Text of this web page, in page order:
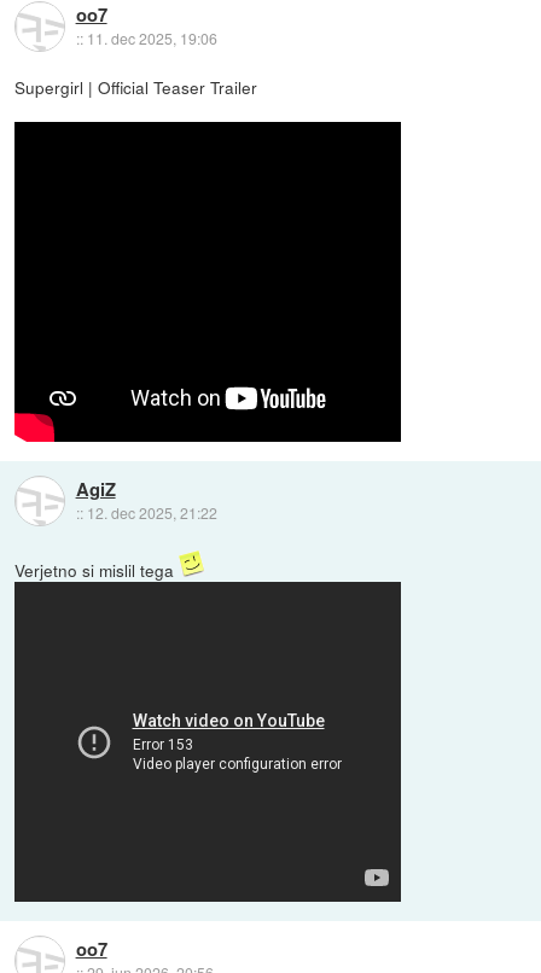
oo7
:: 11. dec 2025, 19:06
Supergirl | Official Teaser Trailer
AgiZ
:: 12. dec 2025, 21:22
Verjetno si mislil tega
oo7